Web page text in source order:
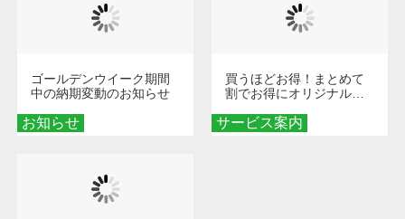
お知らせ
ゴールデンウイーク期間
中の納期変動のお知らせ
サービス案内
買うほどお得！まとめて
割でお得にオリジナルグ